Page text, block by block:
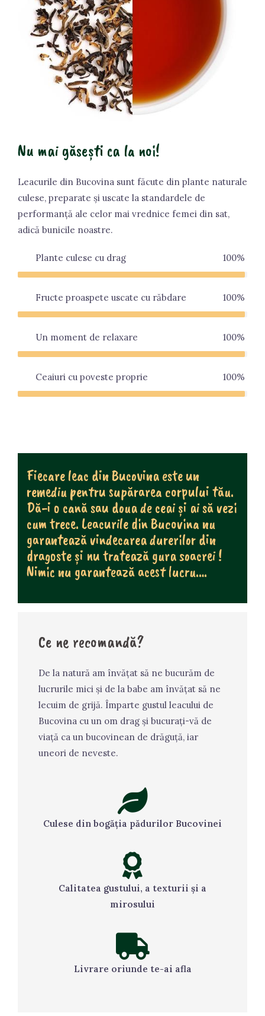
Nu mai găsești ca la noi!
Leacurile din Bucovina sunt făcute din plante naturale
culese, preparate și uscate la standardele de
performanță ale celor mai vrednice femei din sat,
adică bunicile noastre.
Plante culese cu drag 100%
Fructe proaspete uscate cu răbdare 100%
Un moment de relaxare 100%
Ceaiuri cu poveste proprie 100%
Fiecare leac din Bucovina este un
remediu pentru supărarea corpului tău.
Dă-i o cană sau doua de ceai și ai să vezi
cum trece. Leacurile din Bucovina nu
garantează vindecarea durerilor din
dragoste și nu tratează gura soacrei !
Nimic nu garantează acest lucru….
Ce ne recomandă?
De la natură am învățat să ne bucurăm de
lucrurile mici și de la babe am învățat să ne
lecuim de grijă. Împarte gustul leacului de
Bucovina cu un om drag și bucurați-vă de
viață ca un bucovinean de drăguță, iar
uneori de neveste.
Culese din bogăția pădurilor Bucovinei
Calitatea gustului, a texturii și a
mirosului
Livrare oriunde te-ai afla